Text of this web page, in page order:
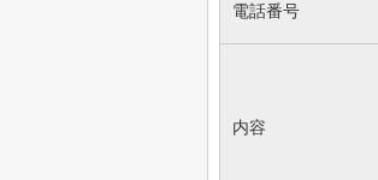
電話番号
内容